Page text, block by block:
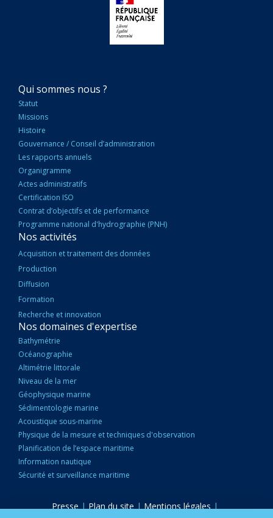
NAVIGATION
PRINCIPALE
Qui sommes nous ?
Statut
Missions
Histoire
Gouvernance / Conseil d’administration
Les rapports annuels
Organigramme
Actes administratifs
Certification ISO
Contrat d’objectifs et de performance
Programme national d'hydrographie (PNH)
Nos activités
Acquisition et traitement des données
Production
Diffusion
Formation
Recherche et innovation
Nos domaines d'expertise
Bathymétrie
Océanographie
Altimétrie littorale
Niveau de la mer
Géophysique marine
Sédimentologie marine
Acoustique sous-marine
Physique de la mesure et techniques d'observation
Planification de l’espace maritime
Information nautique
Sécurité et surveillance maritime
Presse | Plan du site | Mentions légales |